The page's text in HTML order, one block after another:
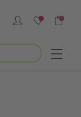
0 0